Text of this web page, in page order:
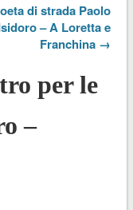
di strada Paolo
– A Loretta e
Franchina →
per le
–